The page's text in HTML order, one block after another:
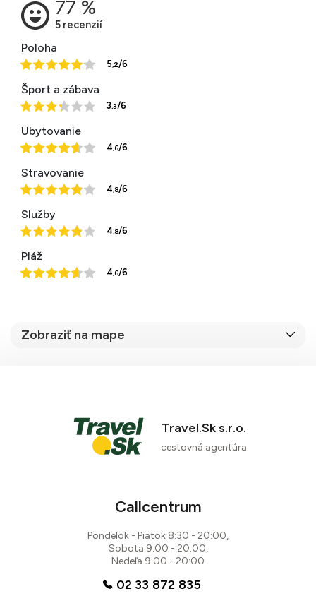
5 recenzií
Poloha
5,2/6
Šport a zábava
3,3/6
Ubytovanie
4,6/6
Stravovanie
4,8/6
Služby
4,8/6
Pláž
4,6/6
Zobraziť na mape
Travel.Sk s.r.o.
cestovná agentúra
Callcentrum
Pondelok - Piatok 8:30 - 20:00,
Sobota 9:00 - 20:00,
Nedeľa 9:00 - 20:00
02 33 872 835